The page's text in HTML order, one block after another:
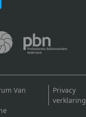
Van
Privacy
verklaring